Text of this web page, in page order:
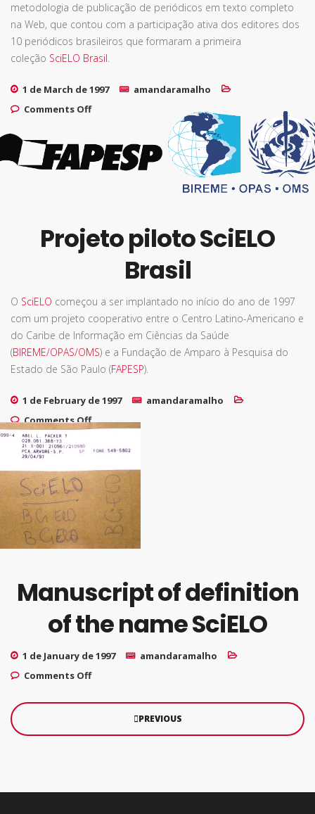
metodologia de publicação de periódicos em texto completo
na Web, que contou com a participação ativa dos editores dos
10 periódicos brasileiros que formaram a primeira
coleção SciELO Brasil.
1 de March de 1997
amandaramalho
Comments Offon Formação da primeira coleção SciELO
Projeto piloto SciELO
Brasil
O SciELO começou a ser implantado no início do ano de 1997
com um projeto cooperativo entre o Centro Latino-Americano e
do Caribe de Informação em Ciências da Saúde
(BIREME/OPAS/OMS) e a Fundação de Amparo à Pesquisa do
Estado de São Paulo (FAPESP).
1 de February de 1997
amandaramalho
Comments Offon Projeto piloto SciELO Brasil
Manuscript of definition
of the name SciELO
1 de January de 1997
amandaramalho
Comments Offon Manuscript of definition of the name
PREVIOUS